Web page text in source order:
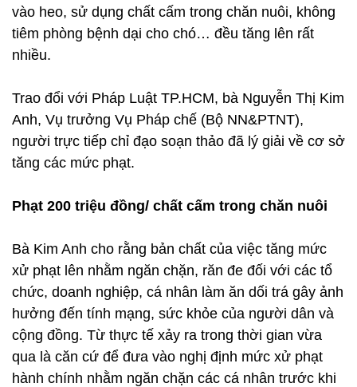
vào heo, sử dụng chất cấm trong chăn nuôi, không
tiêm phòng bệnh dại cho chó… đều tăng lên rất
nhiều.
Trao đổi với Pháp Luật TP.HCM, bà Nguyễn Thị Kim
Anh, Vụ trưởng Vụ Pháp chế (Bộ NN&PTNT),
người trực tiếp chỉ đạo soạn thảo đã lý giải về cơ sở
tăng các mức phạt.
Phạt 200 triệu đồng/ chất cấm trong chăn nuôi
Bà Kim Anh cho rằng bản chất của việc tăng mức
xử phạt lên nhằm ngăn chặn, răn đe đối với các tổ
chức, doanh nghiệp, cá nhân làm ăn dối trá gây ảnh
hưởng đến tính mạng, sức khỏe của người dân và
cộng đồng. Từ thực tế xảy ra trong thời gian vừa
qua là căn cứ để đưa vào nghị định mức xử phạt
hành chính nhằm ngăn chặn các cá nhân trước khi